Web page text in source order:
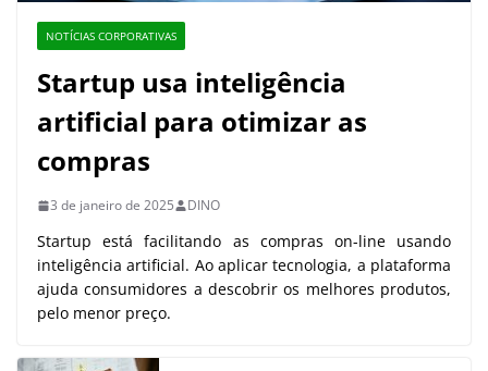
NOTÍCIAS CORPORATIVAS
Startup usa inteligência
artificial para otimizar as
compras
3 de janeiro de 2025 DINO
Startup está facilitando as compras on-line usando
inteligência artificial. Ao aplicar tecnologia, a plataforma
ajuda consumidores a descobrir os melhores produtos,
pelo menor preço.